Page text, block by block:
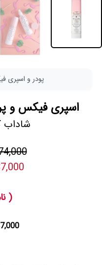
پودر و اسپری
اسپری فیکس و
شاداب
(